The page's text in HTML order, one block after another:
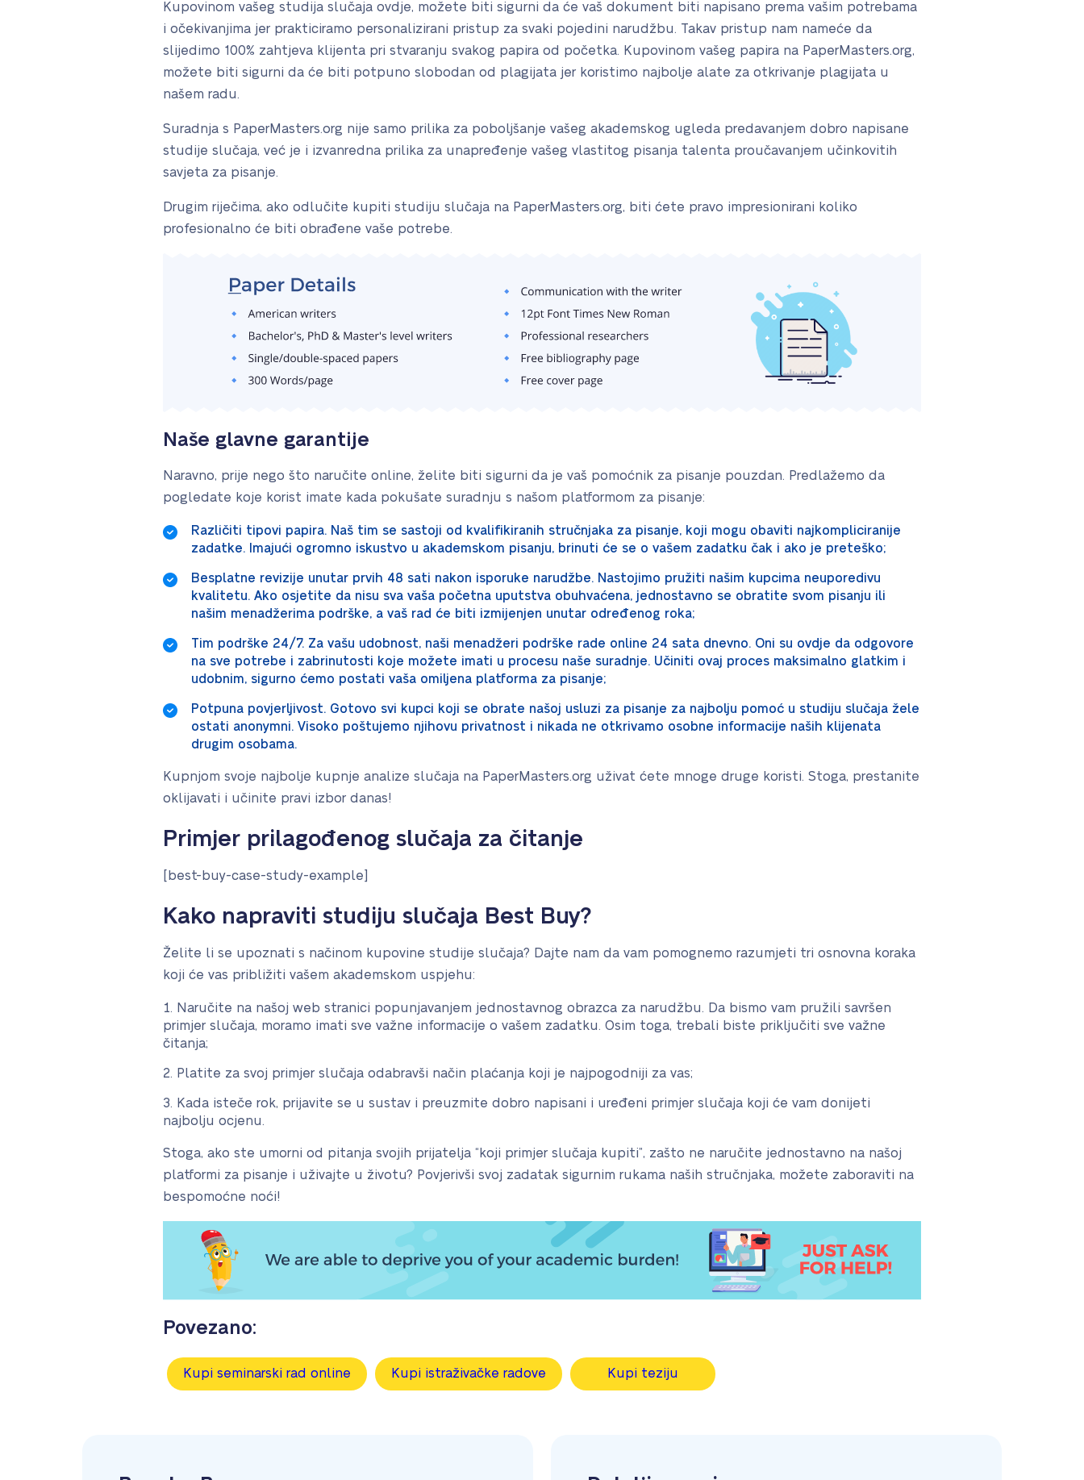
Kupovinom vašeg studija slučaja ovdje, možete biti sigurni da će vaš dokument biti napisano prema vašim potrebama
i očekivanjima jer prakticiramo personalizirani pristup za svaki pojedini narudžbu. Takav pristup nam nameće da
slijedimo 100% zahtjeva klijenta pri stvaranju svakog papira od početka. Kupovinom vašeg papira na PaperMasters.org,
možete biti sigurni da će biti potpuno slobodan od plagijata jer koristimo najbolje alate za otkrivanje plagijata u
našem radu.
Suradnja s PaperMasters.org nije samo prilika za poboljšanje vašeg akademskog ugleda predavanjem dobro napisane
studije slučaja, već je i izvanredna prilika za unapređenje vašeg vlastitog pisanja talenta proučavanjem učinkovitih
savjeta za pisanje.
Drugim riječima, ako odlučite kupiti studiju slučaja na PaperMasters.org, biti ćete pravo impresionirani koliko
profesionalno će biti obrađene vaše potrebe.
Naše glavne garantije
Naravno, prije nego što naručite online, želite biti sigurni da je vaš pomoćnik za pisanje pouzdan. Predlažemo da
pogledate koje korist imate kada pokušate suradnju s našom platformom za pisanje:
Različiti tipovi papira. Naš tim se sastoji od kvalifikiranih stručnjaka za pisanje, koji mogu obaviti najkompliciranije
zadatke. Imajući ogromno iskustvo u akademskom pisanju, brinuti će se o vašem zadatku čak i ako je preteško;
Besplatne revizije unutar prvih 48 sati nakon isporuke narudžbe. Nastojimo pružiti našim kupcima neuporedivu
kvalitetu. Ako osjetite da nisu sva vaša početna uputstva obuhvaćena, jednostavno se obratite svom pisanju ili
našim menadžerima podrške, a vaš rad će biti izmijenjen unutar određenog roka;
Tim podrške 24/7. Za vašu udobnost, naši menadžeri podrške rade online 24 sata dnevno. Oni su ovdje da odgovore
na sve potrebe i zabrinutosti koje možete imati u procesu naše suradnje. Učiniti ovaj proces maksimalno glatkim i
udobnim, sigurno ćemo postati vaša omiljena platforma za pisanje;
Potpuna povjerljivost. Gotovo svi kupci koji se obrate našoj usluzi za pisanje za najbolju pomoć u studiju slučaja žele
ostati anonymni. Visoko poštujemo njihovu privatnost i nikada ne otkrivamo osobne informacije naših klijenata
drugim osobama.
Kupnjom svoje najbolje kupnje analize slučaja na PaperMasters.org uživat ćete mnoge druge koristi. Stoga, prestanite
oklijavati i učinite pravi izbor danas!
Primjer prilagođenog slučaja za čitanje
[best-buy-case-study-example]
Kako napraviti studiju slučaja Best Buy?
Želite li se upoznati s načinom kupovine studije slučaja? Dajte nam da vam pomognemo razumjeti tri osnovna koraka
koji će vas približiti vašem akademskom uspjehu:
Naručite na našoj web stranici popunjavanjem jednostavnog obrazca za narudžbu. Da bismo vam pružili savršen
primjer slučaja, moramo imati sve važne informacije o vašem zadatku. Osim toga, trebali biste priključiti sve važne
čitanja;
Platite za svoj primjer slučaja odabravši način plaćanja koji je najpogodniji za vas;
Kada isteče rok, prijavite se u sustav i preuzmite dobro napisani i uređeni primjer slučaja koji će vam donijeti
najbolju ocjenu.
Stoga, ako ste umorni od pitanja svojih prijatelja “koji primjer slučaja kupiti”, zašto ne naručite jednostavno na našoj
platformi za pisanje i uživajte u životu? Povjerivši svoj zadatak sigurnim rukama naših stručnjaka, možete zaboraviti na
bespomoćne noći!
Povezano:
Kupi seminarski rad online Kupi istraživačke radove Kupi teziju